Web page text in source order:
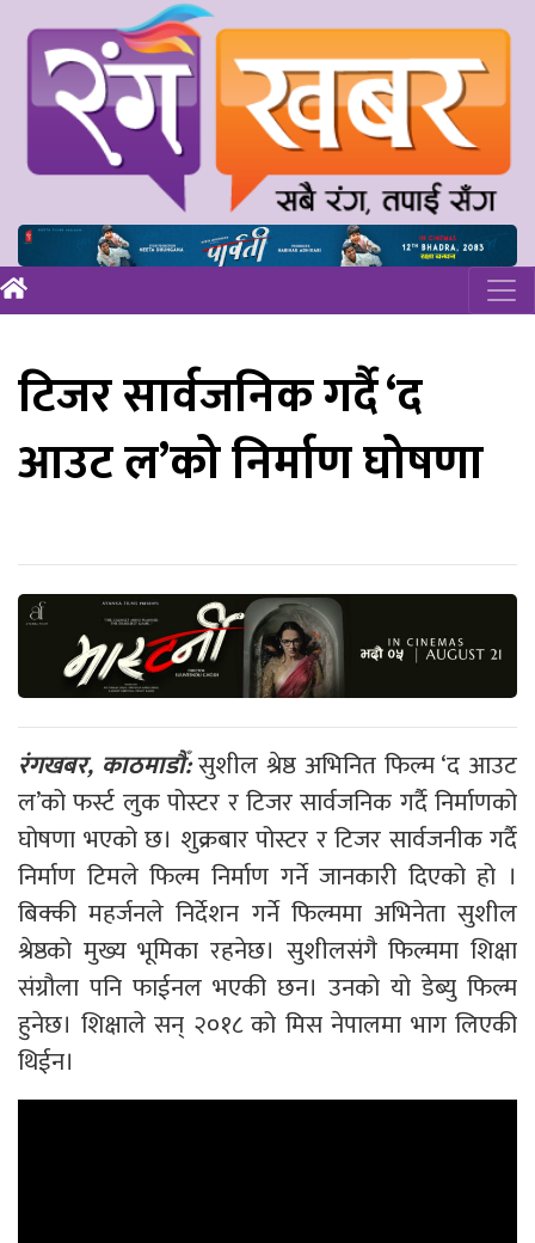
टिजर सार्वजनिक गर्दै ‘द
आउट ल’को निर्माण घोषणा
रंगखबर, काठमाडौँ:सुशील श्रेष्ठ अभिनित फिल्म ‘द आउट
ल’को फर्स्ट लुक पोस्टर र टिजर सार्वजनिक गर्दै निर्माणको
घोषणा भएको छ। शुक्रबार पोस्टर र टिजर सार्वजनीक गर्दै
निर्माण टिमले फिल्म निर्माण गर्ने जानकारी दिएको हो ।
बिक्की महर्जनले निर्देशन गर्ने फिल्ममा अभिनेता सुशील
श्रेष्ठको मुख्य भूमिका रहनेछ। सुशीलसंगै फिल्ममा शिक्षा
संग्रौला पनि फाईनल भएकी छन। उनको यो डेब्यु फिल्म
हुनेछ। शिक्षाले सन् २०१८ को मिस नेपालमा भाग लिएकी
थिईन।